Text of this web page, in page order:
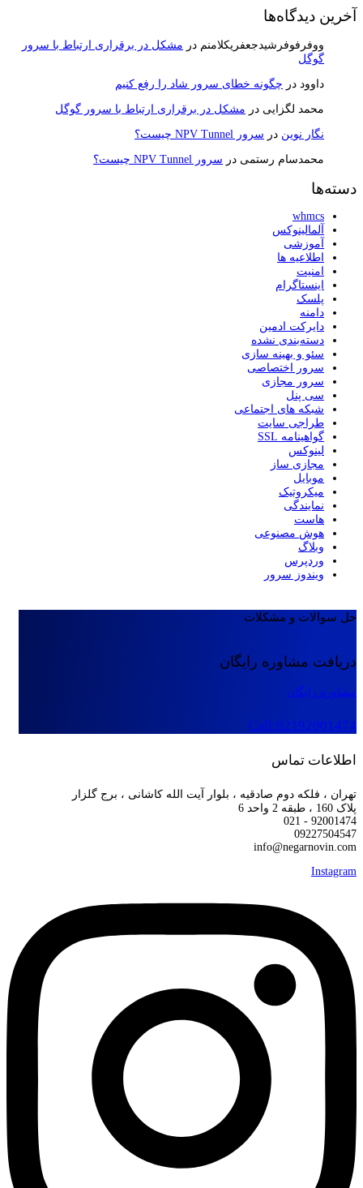
آخرین دیدگاه‌ها
ووفرفوفرشیدجعفریکلامنم در مشکل در برقراری ارتباط با سرور
گوگل
داوود در چگونه خطای سرور شاد را رفع کنیم
محمد لگزایی در مشکل در برقراری ارتباط با سرور گوگل
نگار نوین در سرور NPV Tunnel چیست؟
محمدسام رستمی در سرور NPV Tunnel چیست؟
دسته‌ها
whmcs
آلمالینوکس
آموزشی
اطلاعیه ها
امنیت
اینستاگرام
پلسک
دامنه
دایرکت ادمین
دسته‌بندی نشده
سئو و بهینه سازی
سرور اختصاصی
سرور مجازی
سی پنل
شبکه های اجتماعی
طراجی سایت
گواهینامه SSL
لینوکس
مجازی ساز
موبایل
میکروتیک
نمایندگی
هاست
هوش مصنوعی
وبلاگ
وردپرس
ویندوز سرور
حل سوالات و مشکلات
دریافت مشاوره رایگان
مشاوره رایگان
Call:02192001474
اطلاعات تماس
تهران ، فلکه دوم صادقیه ، بلوار آیت الله کاشانی ، برج گلزار
پلاک 160 ، طبقه 2 واحد 6
92001474 - 021
09227504547
info@negarnovin.com
Instagram